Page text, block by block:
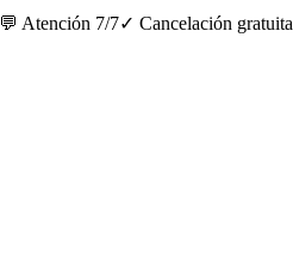
💬 Atención 7/7✓ Cancelación gratuita